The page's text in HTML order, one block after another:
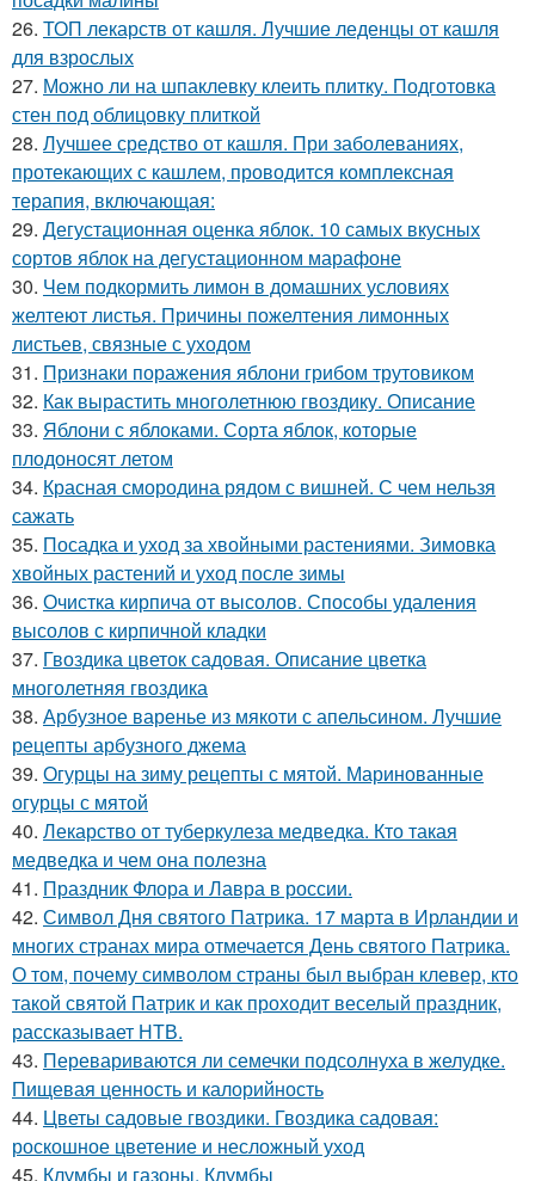
26. ТОП лекарств от кашля. Лучшие леденцы от кашля
для взрослых
27. Можно ли на шпаклевку клеить плитку. Подготовка
стен под облицовку плиткой
28. Лучшее средство от кашля. При заболеваниях,
протекающих с кашлем, проводится комплексная
терапия, включающая:
29. Дегустационная оценка яблок. 10 самых вкусных
сортов яблок на дегустационном марафоне
30. Чем подкормить лимон в домашних условиях
желтеют листья. Причины пожелтения лимонных
листьев, связные с уходом
31. Признаки поражения яблони грибом трутовиком
32. Как вырастить многолетнюю гвоздику. Описание
33. Яблони с яблоками. Сорта яблок, которые
плодоносят летом
34. Красная смородина рядом с вишней. С чем нельзя
сажать
35. Посадка и уход за хвойными растениями. Зимовка
хвойных растений и уход после зимы
36. Очистка кирпича от высолов. Способы удаления
высолов с кирпичной кладки
37. Гвоздика цветок садовая. Описание цветка
многолетняя гвоздика
38. Арбузное варенье из мякоти с апельсином. Лучшие
рецепты арбузного джема
39. Огурцы на зиму рецепты с мятой. Маринованные
огурцы с мятой
40. Лекарство от туберкулеза медведка. Кто такая
медведка и чем она полезна
41. Праздник Флора и Лавра в россии.
42. Символ Дня святого Патрика. 17 марта в Ирландии и
многих странах мира отмечается День святого Патрика.
О том, почему символом страны был выбран клевер, кто
такой святой Патрик и как проходит веселый праздник,
рассказывает НТВ.
43. Перевариваются ли семечки подсолнуха в желудке.
Пищевая ценность и калорийность
44. Цветы садовые гвоздики. Гвоздика садовая:
роскошное цветение и несложный уход
45. Клумбы и газоны. Клумбы